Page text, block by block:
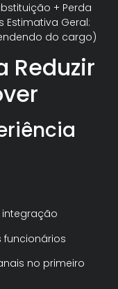
+ Perda
Estimativa Geral:
do cargo)
Reduzir
integração
funcionários
no primeiro